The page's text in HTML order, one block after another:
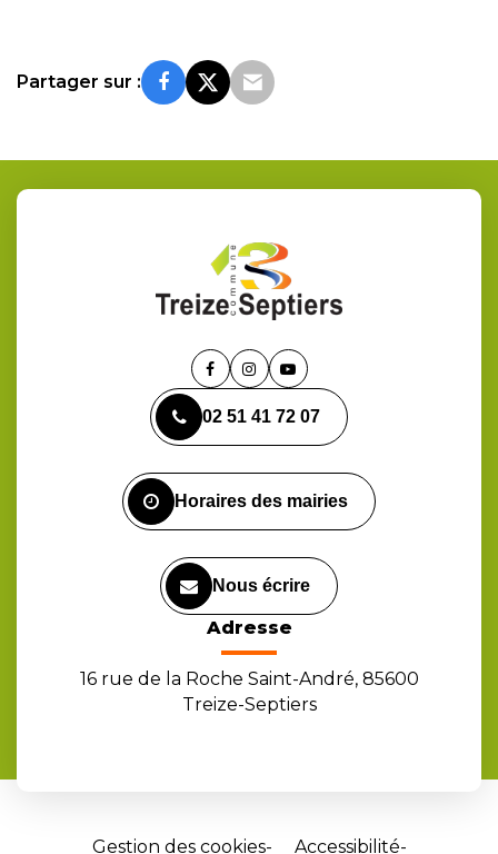
Partager sur :
Lien
le
compte
Lien
le
compte
Lien
la
chaîne
02 51 41 72 07
Horaires des mairies
Nous écrire
Adresse
16 rue de la Roche Saint-André, 85600
Treize-Septiers
Gestion des cookies Accessibilité